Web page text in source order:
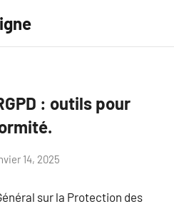
: outils pour
14, 2025
sur la Protection des